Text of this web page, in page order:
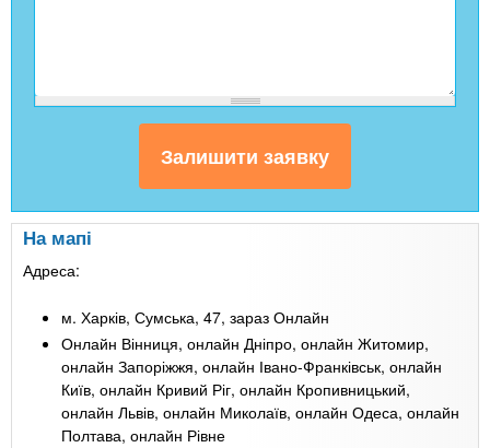
На мапі
Адреса:
м. Харків, Сумська, 47, зараз Онлайн
Онлайн Вінниця, онлайн Дніпро, онлайн Житомир,
онлайн Запоріжжя, онлайн Івано-Франківськ, онлайн
Київ, онлайн Кривий Ріг, онлайн Кропивницький,
онлайн Львів, онлайн Миколаїв, онлайн Одеса, онлайн
Полтава, онлайн Рівне